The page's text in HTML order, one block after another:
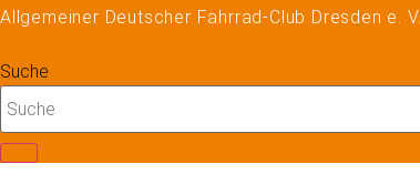
Zum
springen
Allgemeiner Deutscher Fahrrad-Club Dresden e. V.
Suche